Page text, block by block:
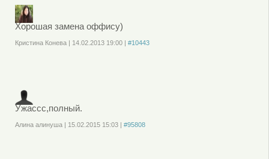
Хорошая замена оффису)
Кристина Конева| 14.02.2013 19:00| #10443
Ужассс,полный.
Алина алинуша| 15.02.2015 15:03| #95808